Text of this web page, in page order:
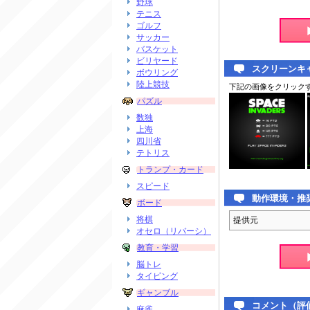
野球
テニス
ゴルフ
サッカー
バスケット
ビリヤード
ボウリング
陸上競技
パズル
数独
上海
四川省
テトリス
トランプ・カード
スピード
ボード
将棋
オセロ（リバーシ）
教育・学習
脳トレ
タイピング
ギャンブル
スクリーンキ
下記の画像をクリック
動作環境・推
提供元
コメント（評